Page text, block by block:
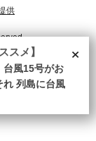
供
ツや広告配信を提供する
ー をご確認ください。×
スメ】
台風15号がお
れ 列島に台風